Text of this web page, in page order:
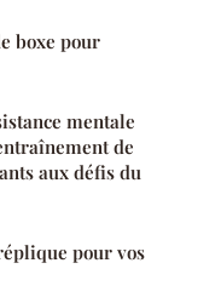
boxe pour
mentale
de
aux défis du
pour vos